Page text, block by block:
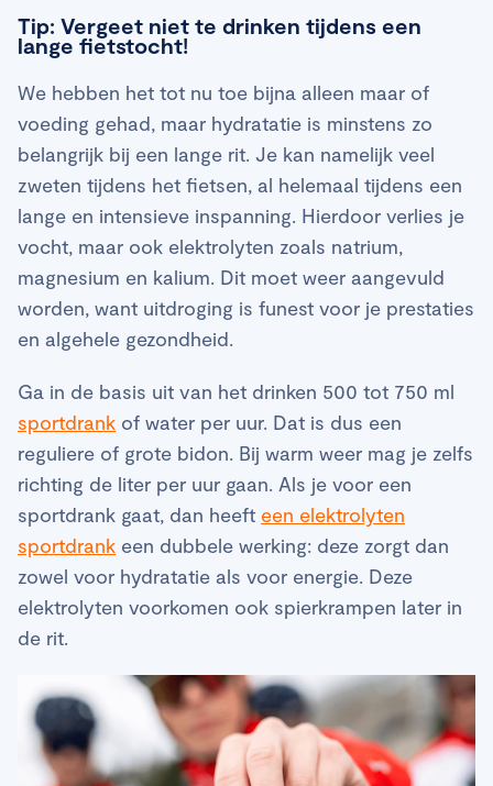
Tip: Vergeet niet te drinken tijdens een
lange fietstocht!
We hebben het tot nu toe bijna alleen maar of
voeding gehad, maar hydratatie is minstens zo
belangrijk bij een lange rit. Je kan namelijk veel
zweten tijdens het fietsen, al helemaal tijdens een
lange en intensieve inspanning. Hierdoor verlies je
vocht, maar ook elektrolyten zoals natrium,
magnesium en kalium. Dit moet weer aangevuld
worden, want uitdroging is funest voor je prestaties
en algehele gezondheid.
Ga in de basis uit van het drinken 500 tot 750 ml
sportdrank of water per uur. Dat is dus een
reguliere of grote bidon. Bij warm weer mag je zelfs
richting de liter per uur gaan. Als je voor een
sportdrank gaat, dan heeft een elektrolyten
sportdrank een dubbele werking: deze zorgt dan
zowel voor hydratatie als voor energie. Deze
elektrolyten voorkomen ook spierkrampen later in
de rit.